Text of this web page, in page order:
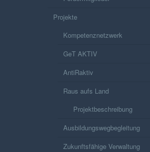
Projekte
Kompetenznetzwerk
GeT AKTIV
AntiRaktiv
Raus aufs Land
Projektbeschreibung
Ausbildungswegbegleitung
Zukunftsfähige Verwaltung